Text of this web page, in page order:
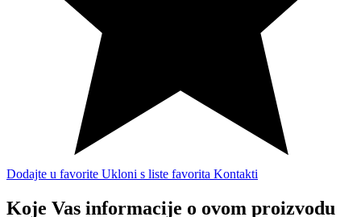
Dodajte u favorite Ukloni s liste favorita Kontakti
Koje Vas informacije o ovom proizvodu